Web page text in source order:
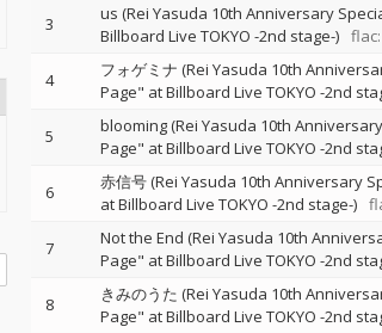
3
us (Rei Yasuda 10th Anniversary
Billboard Live TOKYO -2nd stage-)
4
フォゲミナ (Rei Yasuda 10th
Page" at Billboard Live TOKYO -2nd
5
blooming (Rei Yasuda 10th
Page" at Billboard Live TOKYO -2nd
6
赤信号 (Rei Yasuda 10th Anniversary
at Billboard Live TOKYO -2nd stage-)
7
Not the End (Rei Yasuda 10th
Page" at Billboard Live TOKYO -2nd
8
きみのうた (Rei Yasuda 10th
Page" at Billboard Live TOKYO -2nd